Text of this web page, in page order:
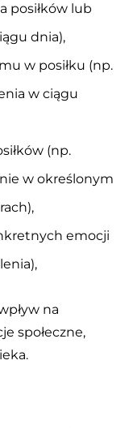
posiłków lub
dnia),
w posiłku (np.
w ciągu
(np.
w określonym
emocji
na
społeczne,